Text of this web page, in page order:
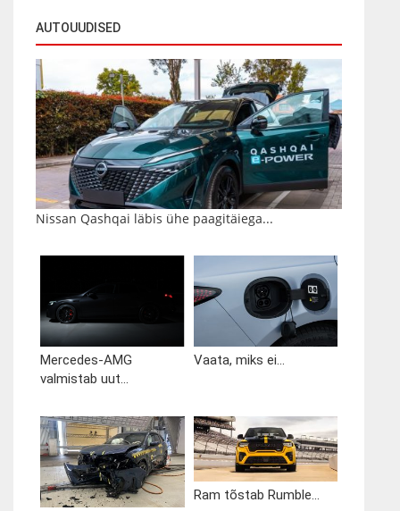
AUTOUUDISED
Nissan Qashqai läbis ühe paagitäiega...
Mercedes-AMG
valmistab uut...
Vaata, miks ei...
Ram tõstab Rumble...